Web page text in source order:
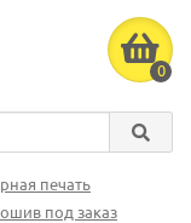
0
печать
под заказ